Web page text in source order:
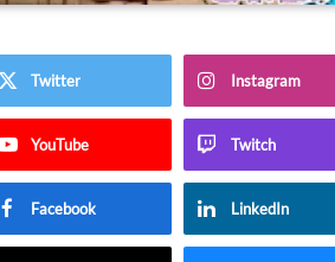
Twitter Instagram
YouTube Twitch
Facebook LinkedIn